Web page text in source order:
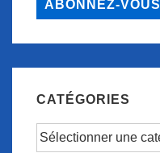
ABONNEZ-VOUS
CATÉGORIES
Catégories